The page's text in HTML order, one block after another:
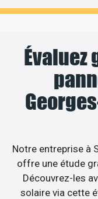
Notre entreprise à
offre une étude
Découvrez-les
solaire via cette